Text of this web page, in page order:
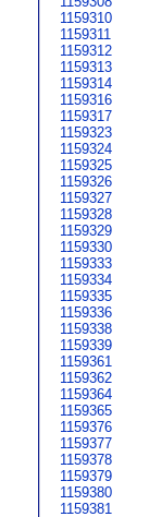
1159310
1159311
1159312
1159313
1159314
1159316
1159317
1159323
1159324
1159325
1159326
1159327
1159328
1159329
1159330
1159333
1159334
1159335
1159336
1159338
1159339
1159361
1159362
1159364
1159365
1159376
1159377
1159378
1159379
1159380
1159381